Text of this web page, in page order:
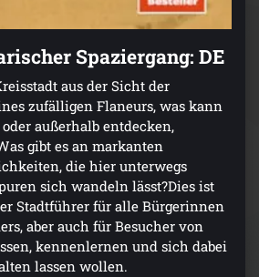
Spaziergang: DE
aus der Sicht der
zufälligen Flaneurs, was kann
außerhalb entdecken,
gibt es an markanten
die hier unterwegs
sich wandeln lässt?Dies ist
Stadtführer für alle Bürgerinnen
aber auch für Besucher von
kennenlernen und sich dabei
lassen wollen.